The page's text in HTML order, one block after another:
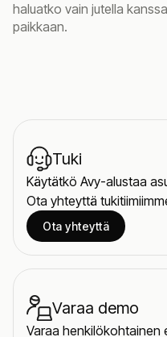
haluatko vain jutella
paikkaan.
Tuki
Käytätkö Avy-alustaa
Ota yhteyttä
Ota yhteyttä
Varaa demo
Varaa henkilökohtainen